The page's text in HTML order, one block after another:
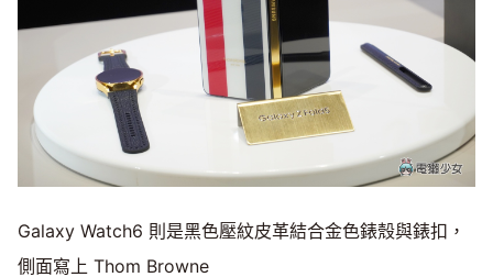
Galaxy Watch6 則是黑色壓紋皮革結合金色錶殼與錶扣，
側面寫上 Thom Browne